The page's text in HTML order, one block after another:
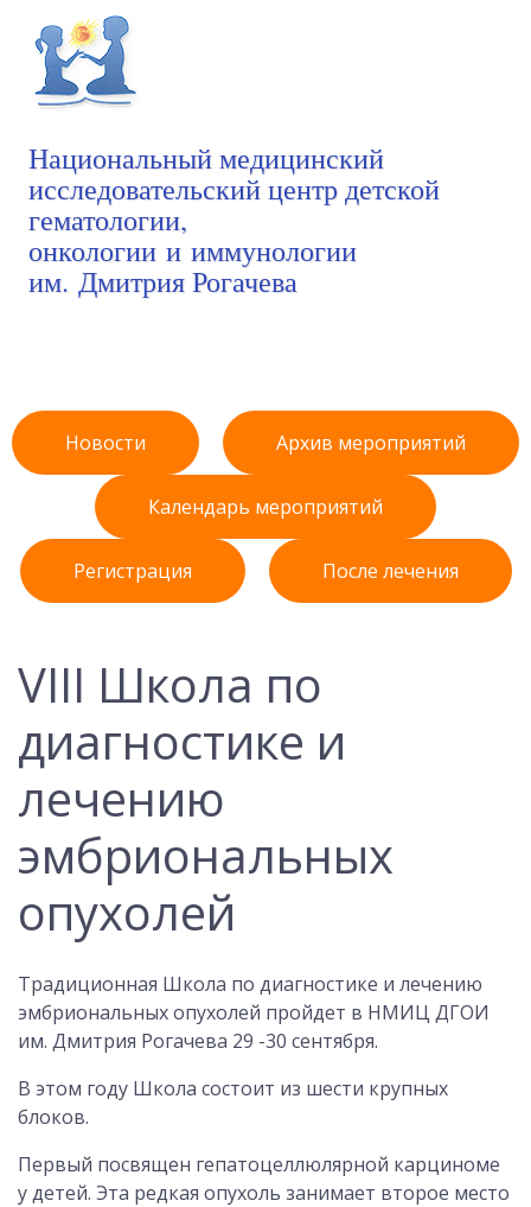
Национальный медицинский
исследовательский центр детской
гематологии,
онкологии и иммунологии
им. Дмитрия Рогачева
Новости Архив мероприятий
Календарь мероприятий
Регистрация После лечения
VIII Школа по
диагностике и
лечению
эмбриональных
опухолей
Традиционная Школа по диагностике и лечению
эмбриональных опухолей пройдет в НМИЦ ДГОИ
им. Дмитрия Рогачева 29 -30 сентября.
В этом году Школа состоит из шести крупных
блоков.
Первый посвящен гепатоцеллюлярной карциноме
у детей. Эта редкая опухоль занимает второе место